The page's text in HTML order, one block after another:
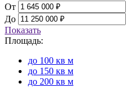
От
До
Показать
Площадь:
до 100 кв м
до 150 кв м
до 200 кв м